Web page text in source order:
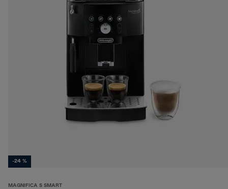
-24 %
MAGNIFICA S SMART